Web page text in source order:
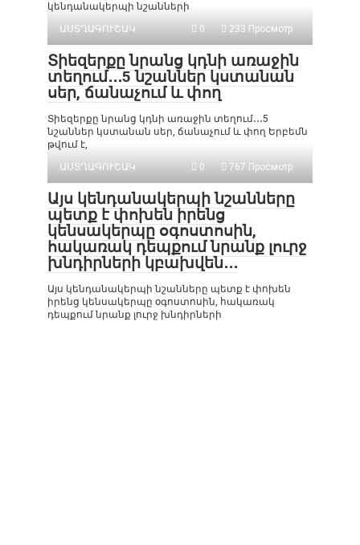
կենդանակերպի նշանների
ԱՍՏՂԱԳՈՒՇԱԿ
0 233 Просмотр
Տիեզերքը նրանց կդնի առաջին
տեղում․․․5 նշաններ կստանան
սեր, ճանաչում և փող
Տիեզերքը նրանց կդնի առաջին տեղում․․․5
նշաններ կստանան սեր, ճանաչում և փող Երբեմն
թվում է,
ԱՍՏՂԱԳՈՒՇԱԿ
0 767 Просмотр
Այս կենդանակերպի նշանները
պետք է փոխեն իրենց
կենսակերպը օգոստոսին,
հակառակ դեպքում նրանք լուրջ
խնդիրների կբախվեն․․․
Այս կենդանակերպի նշանները պետք է փոխեն
իրենց կենսակերպը օգոստոսին, հակառակ
դեպքում նրանք լուրջ խնդիրների